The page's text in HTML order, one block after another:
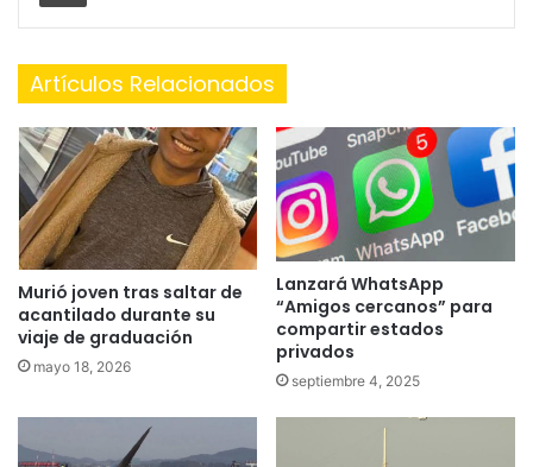
Artículos Relacionados
Murió joven tras saltar de
acantilado durante su
viaje de graduación
mayo 18, 2026
Lanzará WhatsApp
“Amigos cercanos” para
compartir estados
privados
septiembre 4, 2025